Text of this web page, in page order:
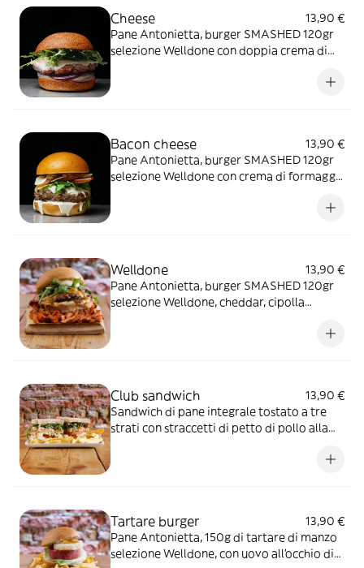
Cheese
13,90 €
Pane Antonietta, burger SMASHED 120gr
selezione Welldone con doppia crema di
Bacon cheese
13,90 €
Pane Antonietta, burger SMASHED 120gr
selezione Welldone con crema di formaggi,
pomodoro - include un contorno a scelta
Welldone
13,90 €
Pane Antonietta, burger SMASHED 120gr
selezione Welldone, cheddar, cipolla
Club sandwich
13,90 €
Sandwich di pane integrale tostato a tre
strati con straccetti di petto di pollo alla
croccante, rucola e salsa caesar - include un
Tartare burger
13,90 €
Pane Antonietta, 150g di tartare di manzo
selezione Welldone, con uovo all'occhio di